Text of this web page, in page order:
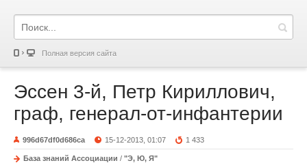
Полная версия сайта
Эссен 3-й, Петр Кириллович,
граф, генерал-от-инфантерии
996d67df0d686ca 15-12-2013, 01:07 1 433
База знаний Ассоциации / "Э, Ю, Я"